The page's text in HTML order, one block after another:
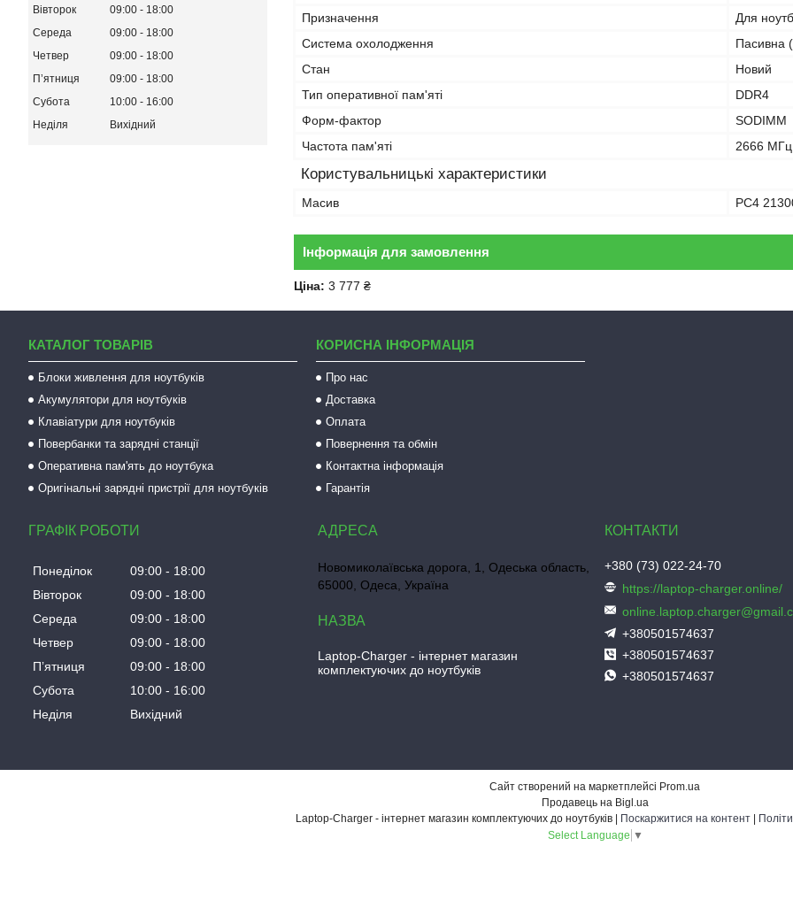
Призначення
Для
Система охолодження
Пасивна
Стан
Новий
Тип оперативної пам'яті
DDR4
Форм-фактор
SODIMM
Частота пам'яті
2666 МГц
Користувальницькі характеристики
Масив PC4
Інформація для замовлення
Ціна: 3 777 ₴
Вівторок
09:00
18:00
Середа
09:00
18:00
Четвер
09:00
18:00
Пʼятниця
09:00
18:00
Субота
10:00
16:00
Неділя
Вихідний
КАТАЛОГ ТОВАРІВ
Блоки живлення для ноутбуків
Акумулятори для ноутбуків
Клавіатури для ноутбуків
Повербанки та зарядні станції
Оперативна пам'ять до ноутбука
Оригінальні зарядні пристрії для ноутбуків
КОРИСНА ІНФОРМАЦІЯ
Про нас
Доставка
Оплата
Повернення та обмін
Контактна інформація
Гарантія
ГРАФІК РОБОТИ
Понеділок 09:00
18:00
Вівторок
09:00
18:00
Середа
09:00
18:00
Четвер
09:00
18:00
Пʼятниця
09:00
18:00
Субота
10:00
16:00
Неділя
Вихідний
Новомиколаївська дорога, 1, Одеська область,
65000, Одеса, Україна
Laptop-Charger - інтернет магазин
комплектуючих до ноутбуків
+380 (73) 022-24-70
https://laptop-charger.online/
+380501574637
+380501574637
+380501574637
Сайт створений на маркетплейсі Prom.ua
Продавець на Bigl.ua
Поскаржитися на контент
Select Language ▼